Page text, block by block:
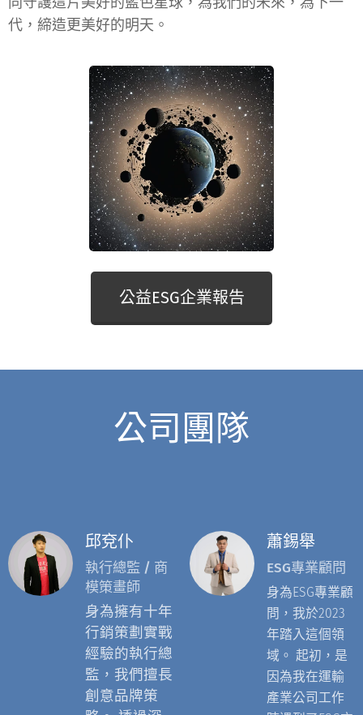
代，締造更美好的明天。
公益ESG企業報告
公司團隊
邱兗仆
執行總監 / 商
模策畫師
身為擁有十年
行銷策劃實戰
經驗的執行總
監 ，我們擅長
創意品牌策
蕭錫舉
ESG專業顧問
身為ESG專業顧
問，我於2023
年踏入這個領
域。 起初，是
因為我在運輸
產業公司工作